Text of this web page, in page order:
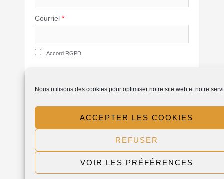
Nous utilisons des cookies pour optimiser notre site web et notre
ACCEPTER LES COOKIES
REFUSER
VOIR LES PRÉFÉRENCES
Courriel *
Accord RGPD
Café des Voyageurs